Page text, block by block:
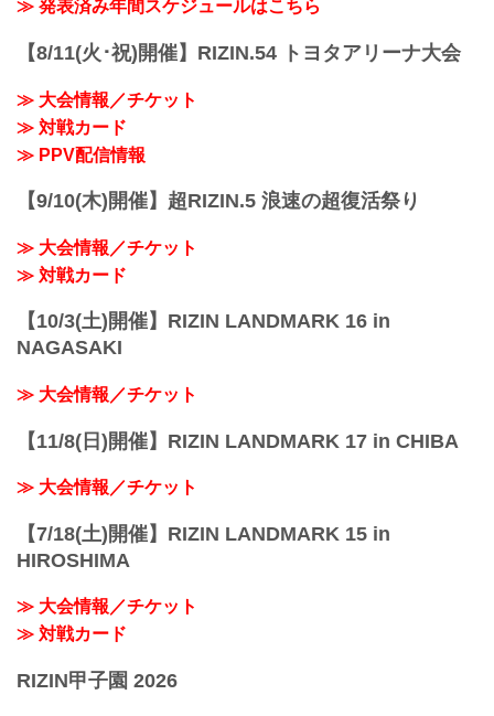
≫ 発表済み年間スケジュールはこちら
【8/11(火･祝)開催】RIZIN.54 トヨタアリーナ大会
≫ 大会情報／チケット
≫ 対戦カード
≫ PPV配信情報
【9/10(木)開催】超RIZIN.5 浪速の超復活祭り
≫ 大会情報／チケット
≫ 対戦カード
【10/3(土)開催】RIZIN LANDMARK 16 in
NAGASAKI
≫ 大会情報／チケット
【11/8(日)開催】RIZIN LANDMARK 17 in CHIBA
≫ 大会情報／チケット
【7/18(土)開催】RIZIN LANDMARK 15 in
HIROSHIMA
≫ 大会情報／チケット
≫ 対戦カード
RIZIN甲子園 2026